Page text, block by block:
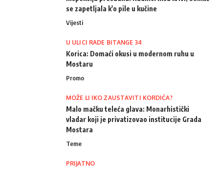
se zapetljala k'o pile u kučine
Vijesti
U ULICI RADE BITANGE 34
Korica: Domaći okusi u modernom ruhu u
Mostaru
Promo
MOŽE LI IKO ZAUSTAVITI KORDIĆA?
Malo mačku teleća glava: Monarhistički
vladar koji je privatizovao institucije Grada
Mostara
Teme
PRIJATNO